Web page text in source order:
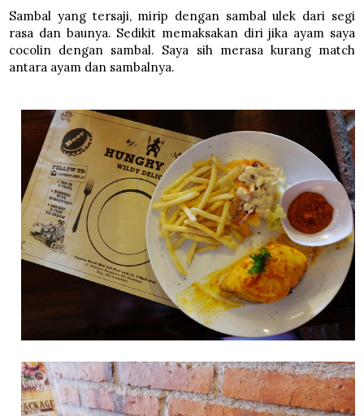
Sambal yang tersaji, mirip dengan sambal ulek dari segi
rasa dan baunya. Sedikit memaksakan diri jika ayam saya
cocolin dengan sambal. Saya sih merasa kurang match
antara ayam dan sambalnya.